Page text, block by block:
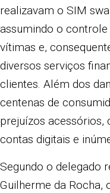
realizavam o SIM
assumindo o
vítimas e,
diversos serviços
clientes. Além dos
centenas de
prejuízos
contas digitais e
Segundo o delegado
Guilherme da Rocha,